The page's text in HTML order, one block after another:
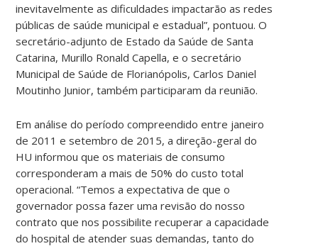
inevitavelmente as dificuldades impactarão as redes
públicas de saúde municipal e estadual”, pontuou.O
secretário-adjunto de Estado da Saúde de Santa
Catarina, Murillo Ronald Capella, e o secretário
Municipal de Saúde de Florianópolis, Carlos Daniel
Moutinho Junior, também participaram da reunião.
Em análise do período compreendido entre janeiro
de 2011 e setembro de 2015, a direção-geral do
HU informou que os materiais de consumo
corresponderam a mais de 50% do custo total
operacional. “Temos a expectativa de que o
governador possa fazer uma revisão do nosso
contrato que nos possibilite recuperar a capacidade
do hospital de atender suas demandas, tanto do